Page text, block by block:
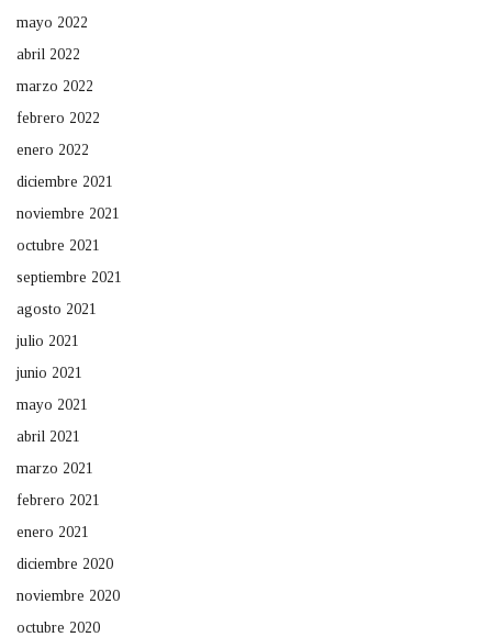
mayo 2022
abril 2022
marzo 2022
febrero 2022
enero 2022
diciembre 2021
noviembre 2021
octubre 2021
septiembre 2021
agosto 2021
julio 2021
junio 2021
mayo 2021
abril 2021
marzo 2021
febrero 2021
enero 2021
diciembre 2020
noviembre 2020
octubre 2020